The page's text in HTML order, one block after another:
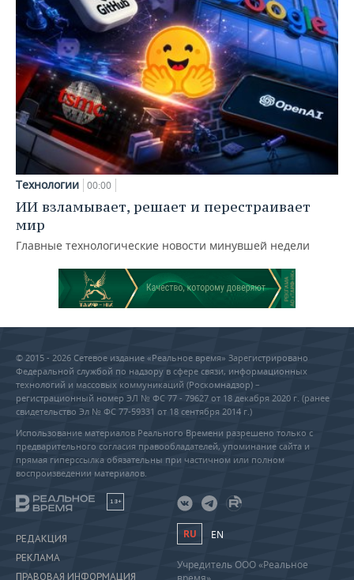
Технологии 00:00
ИИ взламывает, решает и перестраивает
мир
Главные технологические новости минувшей недели
© 2015 - 2026 Сетевое издание «Реальное время» Зарегистрировано
Федеральной службой по надзору в сфере связи, информационных
технологий и массовых коммуникаций (Роскомнадзор) –
регистрационный номер ЭЛ № ФС 77 - 79627 от 18 декабря 2020 г. (ранее
свидетельство Эл № ФС 77-59331 от 18 сентября 2014 г.)
Использование материалов Реального Времени разрешено только с
предварительного согласия правообладателей, упоминание сайта и
прямая гиперссылка обязательны при частичном или полном
воспроизведении материалов.
18+
РЕДАКЦИЯ
РЕКЛАМА
ПРАВОВАЯ ИНФОРМАЦИЯ
RU EN
Учредитель ООО «Реальное